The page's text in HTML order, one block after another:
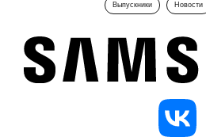
Выпускники Новости